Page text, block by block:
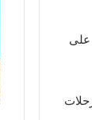
على